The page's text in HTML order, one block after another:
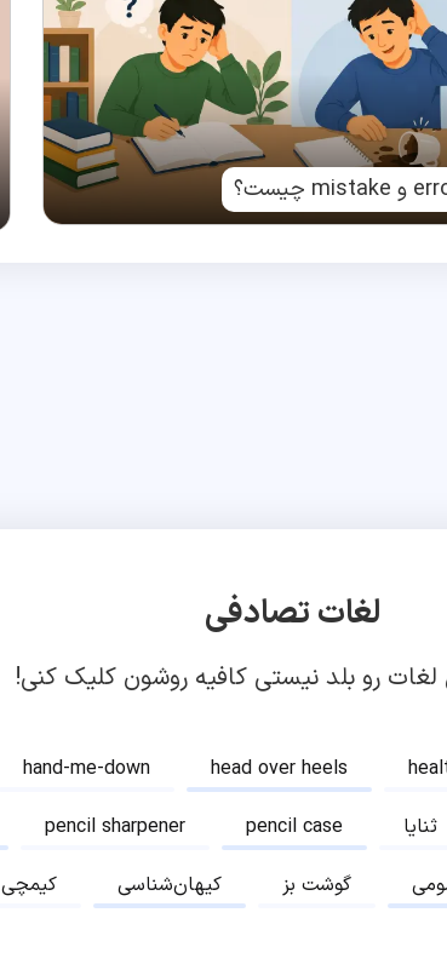
لغات تصادفی
لغات رو بلد نیستی کافیه روشون کلیک کنی!
hand-me-down head over heels
pencil sharpener pencil case ثنایا
کیمچی کیهان‌شناسی گوشت بز